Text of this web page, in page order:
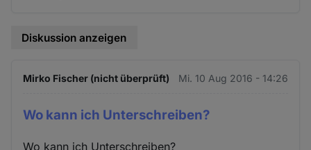
Diskussion anzeigen
Mirko Fischer (nicht überprüft) Mi. 10 Aug 2016 - 14:26
Wo kann ich Unterschreiben?
Wo kann ich Unterschreiben?